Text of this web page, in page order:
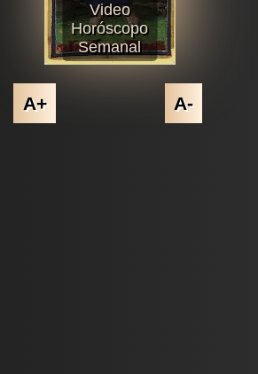
Video
Horóscopo
Semanal
A+ A-